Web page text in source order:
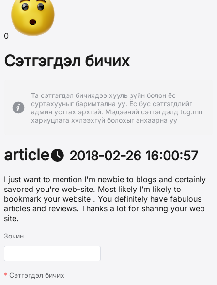
0
Сэтгэгдэл бичих
Та сэтгэгдэл бичихдээ хууль зүйн болон ёс
суртахууныг баримтална уу. Ёс бус сэтгэгдлийг
админ устгах эрхтэй. Мэдээний сэтгэгдэлд tug.mn
хариуцлага хүлээхгүй болохыг анхаарна уу
article 2018-02-26 16:00:57
I just want to mention I'm newbie to blogs and certainly
savored you're web-site. Most likely I’m likely to
bookmark your website . You definitely have fabulous
articles and reviews. Thanks a lot for sharing your web
site.
Зочин
Сэтгэгдэл бичих